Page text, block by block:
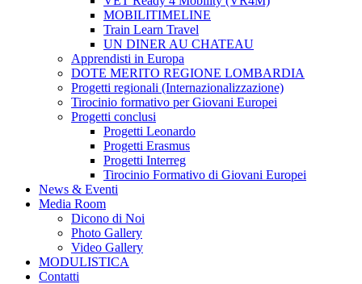
MOBILITIMELINE
Train Learn Travel
UN DINER AU CHATEAU
Apprendisti in Europa
DOTE MERITO REGIONE LOMBARDIA
Progetti regionali (Internazionalizzazione)
Tirocinio formativo per Giovani Europei
Progetti conclusi
Progetti Leonardo
Progetti Erasmus
Progetti Interreg
Tirocinio Formativo di Giovani Europei
News & Eventi
Media Room
Dicono di Noi
Photo Gallery
Video Gallery
MODULISTICA
Contatti